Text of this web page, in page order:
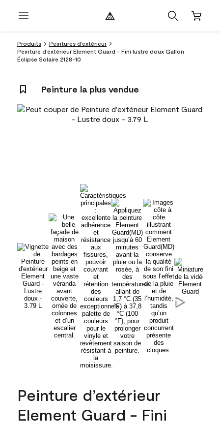
Produits
Peintures d’extérieur
Peinture d’extérieur Element Guard - Fini lustre doux Gallon
Éclipse Solaire 2128-10
Peinture la plus vendue
Peinture d’extérieur
Element Guard - Fini